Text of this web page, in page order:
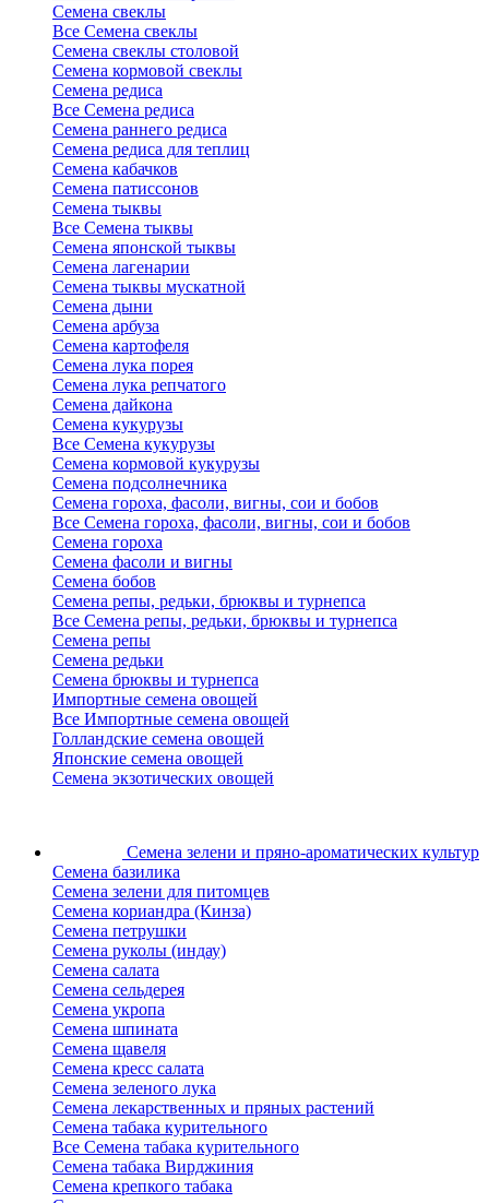
Семена свеклы
Все Семена свеклы
Семена свеклы столовой
Семена кормовой свеклы
Семена редиса
Все Семена редиса
Семена раннего редиса
Семена редиса для теплиц
Семена кабачков
Семена патиссонов
Семена тыквы
Все Семена тыквы
Семена японской тыквы
Семена лагенарии
Семена тыквы мускатной
Семена дыни
Семена арбуза
Семена картофеля
Семена лука порея
Семена лука репчатого
Семена дайкона
Семена кукурузы
Все Семена кукурузы
Семена кормовой кукурузы
Семена подсолнечника
Семена гороха, фасоли, вигны, сои и бобов
Все Семена гороха, фасоли, вигны, сои и бобов
Семена гороха
Семена фасоли и вигны
Семена бобов
Семена репы, редьки, брюквы и турнепса
Все Семена репы, редьки, брюквы и турнепса
Семена репы
Семена редьки
Семена брюквы и турнепса
Импортные семена овощей
Все Импортные семена овощей
Голландские семена овощей
Японские семена овощей
Семена экзотических овощей
Семена зелени и пряно-ароматических культур
Семена базилика
Семена зелени для питомцев
Семена кориандра (Кинза)
Семена петрушки
Семена руколы (индау)
Семена салата
Семена сельдерея
Семена укропа
Семена шпината
Семена щавеля
Семена кресс салата
Семена зеленого лука
Семена лекарственных и пряных растений
Семена табака курительного
Все Семена табака курительного
Семена табака Вирджиния
Семена крепкого табака